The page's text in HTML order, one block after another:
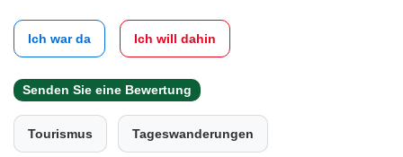
Ich war da Ich will dahin
Senden Sie eine Bewertung
Tourismus Tageswanderungen